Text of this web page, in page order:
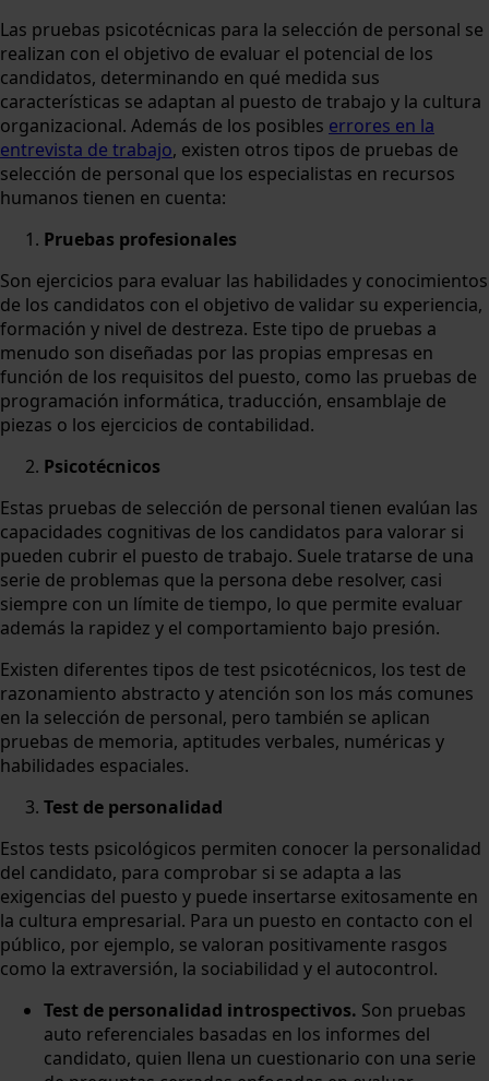
Las pruebas psicotécnicas para la selección de personal se
realizan con el objetivo de evaluar el potencial de los
candidatos, determinando en qué medida sus
características se adaptan al puesto de trabajo y la cultura
organizacional. Además de los posibles errores en la
entrevista de trabajo, existen otros tipos de pruebas de
selección de personal que los especialistas en recursos
humanos tienen en cuenta:
Pruebas profesionales
Son ejercicios para evaluar las habilidades y conocimientos
de los candidatos con el objetivo de validar su experiencia,
formación y nivel de destreza. Este tipo de pruebas a
menudo son diseñadas por las propias empresas en
función de los requisitos del puesto, como las pruebas de
programación informática, traducción, ensamblaje de
piezas o los ejercicios de contabilidad.
Psicotécnicos
Estas pruebas de selección de personal tienen evalúan las
capacidades cognitivas de los candidatos para valorar si
pueden cubrir el puesto de trabajo. Suele tratarse de una
serie de problemas que la persona debe resolver, casi
siempre con un límite de tiempo, lo que permite evaluar
además la rapidez y el comportamiento bajo presión.
Existen diferentes tipos de test psicotécnicos, los test de
razonamiento abstracto y atención son los más comunes
en la selección de personal, pero también se aplican
pruebas de memoria, aptitudes verbales, numéricas y
habilidades espaciales.
Test de personalidad
Estos tests psicológicos permiten conocer la personalidad
del candidato, para comprobar si se adapta a las
exigencias del puesto y puede insertarse exitosamente en
la cultura empresarial. Para un puesto en contacto con el
público, por ejemplo, se valoran positivamente rasgos
como la extraversión, la sociabilidad y el autocontrol.
Test de personalidad introspectivos. Son pruebas
auto referenciales basadas en los informes del
candidato, quien llena un cuestionario con una serie